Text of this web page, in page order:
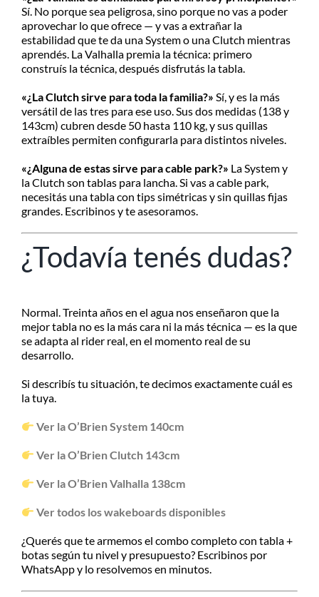
Sí. No porque sea peligrosa, sino porque no vas a poder
aprovechar lo que ofrece — y vas a extrañar la
estabilidad que te da una System o una Clutch mientras
aprendés. La Valhalla premia la técnica: primero
construís la técnica, después disfrutás la tabla.
«¿La Clutch sirve para toda la familia?» Sí, y es la más
versátil de las tres para ese uso. Sus dos medidas (138 y
143cm) cubren desde 50 hasta 110 kg, y sus quillas
extraíbles permiten configurarla para distintos niveles.
«¿Alguna de estas sirve para cable park?» La System y
la Clutch son tablas para lancha. Si vas a cable park,
necesitás una tabla con tips simétricas y sin quillas fijas
grandes. Escribinos y te asesoramos.
¿Todavía tenés dudas?
Normal. Treinta años en el agua nos enseñaron que la
mejor tabla no es la más cara ni la más técnica — es la que
se adapta al rider real, en el momento real de su
desarrollo.
Si describís tu situación, te decimos exactamente cuál es
la tuya.
Ver la O’Brien System 140cm
Ver la O’Brien Clutch 143cm
Ver la O’Brien Valhalla 138cm
Ver todos los wakeboards disponibles
¿Querés que te armemos el combo completo con tabla +
botas según tu nivel y presupuesto? Escribinos por
WhatsApp y lo resolvemos en minutos.